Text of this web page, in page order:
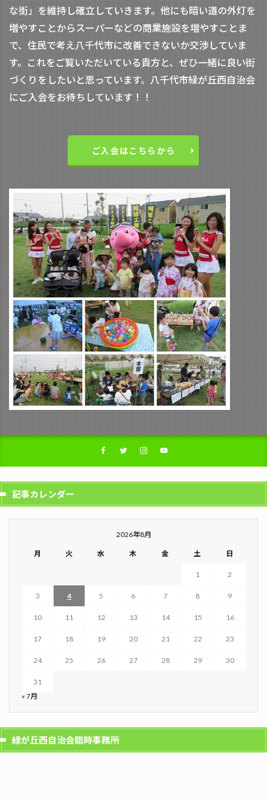
な街」を維持し確立していきます。他にも暗い道の外灯を
増やすことからスーパーなどの商業施設を増やすことま
で、住民で考え八千代市に改善できないか交渉していま
す。これをご覧いただいている貴方と、ぜひ一緒に良い街
づくりをしたいと思っています。八千代市緑が丘西自治会
にご入会をお待ちしています！！
ご入会はこちらから
記事カレンダー
2026年8月
月 火 水 木 金 土 日
1 2
3 4 5 6 7 8 9
10 11 12 13 14 15 16
17 18 19 20 21 22 23
24 25 26 27 28 29 30
31
« 7月
緑が丘西自治会臨時事務所